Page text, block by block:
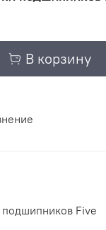
В корзину
подшипников Five